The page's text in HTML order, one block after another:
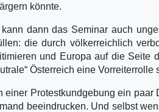
könnte.
dann das Seminar auch
die durch völkerreichlich
und Europa auf die Seite
Österreich eine Vorreiterrolle
einer Protestkundgebung ein paar
beeindrucken. Und selbst